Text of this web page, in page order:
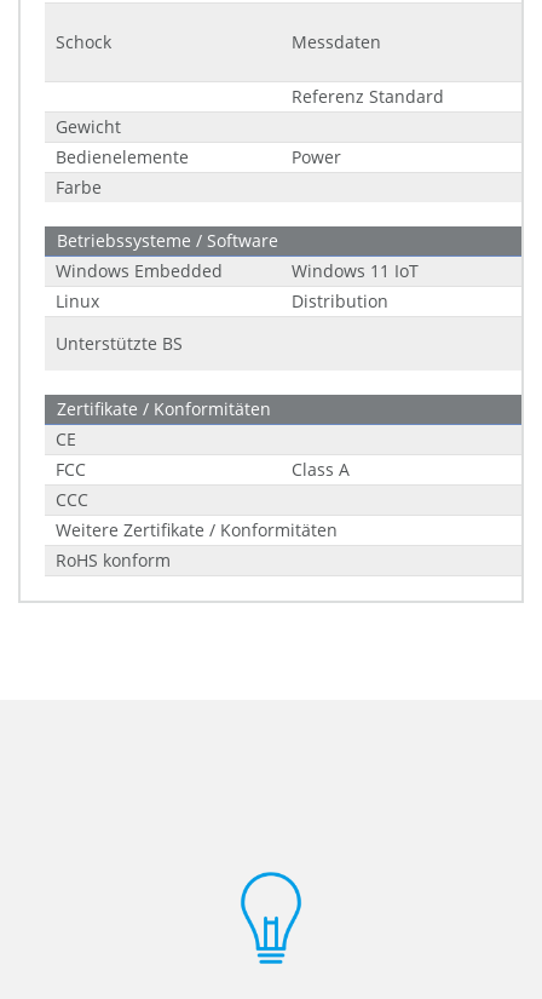
Schock Messdaten
Referenz Standard
Gewicht
Bedienelemente
Power
Farbe
Betriebssysteme / Software
Windows Embedded
Windows 11 IoT
Linux
Distribution
Unterstützte BS
Zertifikate / Konformitäten
CE
FCC
Class A
CCC
Weitere Zertifikate / Konformitäten
RoHS konform